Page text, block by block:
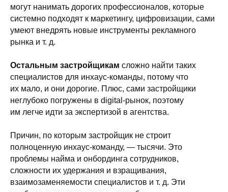
могут нанимать дорогих профессионалов, которые
системно подходят к маркетингу, цифровизации, сами
умеют внедрять новые инструменты рекламного
рынка и т. д.
Остальным застройщикам сложно найти таких
специалистов для инхаус-команды, потому что
их мало, и они дорогие. Плюс, сами застройщики
неглубоко погружены в digital-рынок, поэтому
им легче идти за экспертизой в агентства.
Причин, по которым застройщик не строит
полноценную инхаус-команду, — тысячи. Это
проблемы найма и онбординга сотрудников,
сложности их удержания и взращивания,
взаимозаменяемости специалистов и т. д. Эти